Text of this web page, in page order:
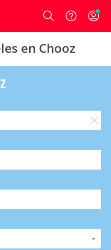
Login
en Chooz